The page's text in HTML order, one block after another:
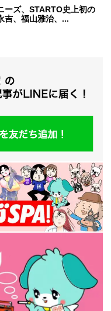
ーズ、STARTO史上初の
吉、福山雅治、...